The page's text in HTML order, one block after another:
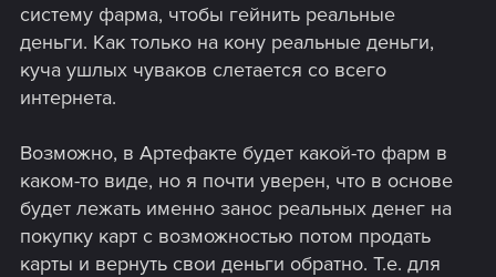
систему фарма, чтобы гейнить реальные
деньги. Как только на кону реальные деньги,
куча ушлых чуваков слетается со всего
интернета.
Возможно, в Артефакте будет какой-то фарм в
каком-то виде, но я почти уверен, что в основе
будет лежать именно занос реальных денег на
покупку карт с возможностью потом продать
карты и вернуть свои деньги обратно. Т.е. для